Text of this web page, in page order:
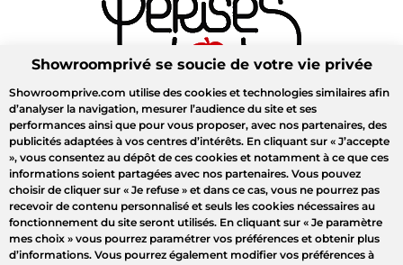
Showroomprivé se soucie de votre vie privée
Showroomprive.com utilise des cookies et technologies similaires afin
d’analyser la navigation, mesurer l’audience du site et ses
performances ainsi que pour vous proposer, avec nos partenaires, des
publicités adaptées à vos centres d’intérêts. En cliquant sur « J’accepte
», vous consentez au dépôt de ces cookies et notamment à ce que ces
informations soient partagées avec nos partenaires. Vous pouvez
choisir de cliquer sur « Je refuse » et dans ce cas, vous ne pourrez pas
recevoir de contenu personnalisé et seuls les cookies nécessaires au
fonctionnement du site seront utilisés. En cliquant sur « Je paramètre
mes choix » vous pourrez paramétrer vos préférences et obtenir plus
d’informations. Vous pourrez également modifier vos préférences à